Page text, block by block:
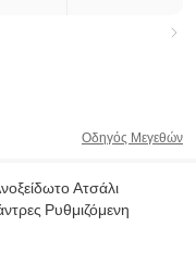
Οδηγός Μεγεθών
Ατσάλι
Ρυθμιζόμενη